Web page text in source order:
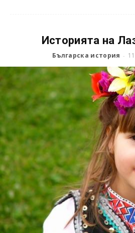
Историята на
Българска история -